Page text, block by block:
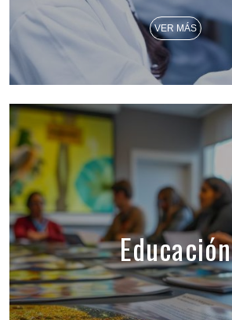
VER MÁS
Educación